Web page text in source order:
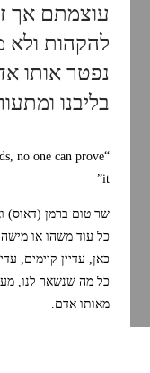
עוצמתם אך
להקהות ולא
נפטר אותו
בליבנו
no one can prove
it”
שר טום ברמן (דאוס)
כל עוד משהו או
כאן, עדיין קיימים,
כל מה שנשאר לנו,
מאותו אדם.